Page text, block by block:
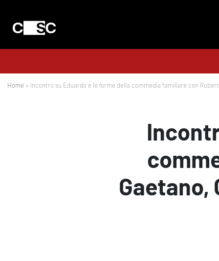
Home > Incontro su Eduardo e le forme della commedia familiare con
Gaetano,